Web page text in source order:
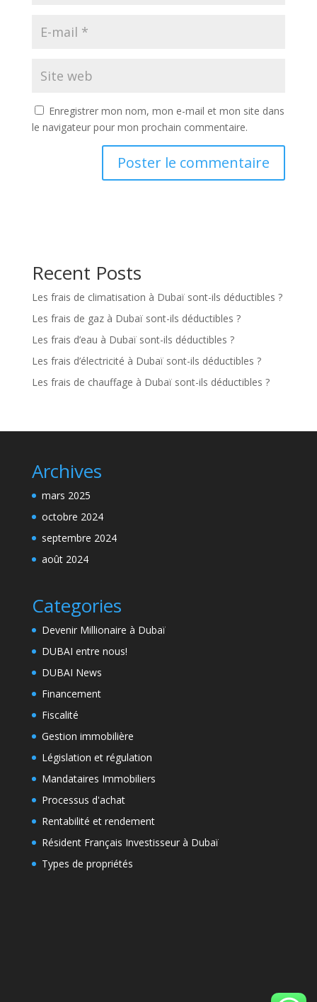
Enregistrer mon nom, mon e-mail et mon site dans
le navigateur pour mon prochain commentaire.
Recent Posts
Les frais de climatisation à Dubaï sont-ils déductibles ?
Les frais de gaz à Dubaï sont-ils déductibles ?
Les frais d’eau à Dubaï sont-ils déductibles ?
Les frais d’électricité à Dubaï sont-ils déductibles ?
Les frais de chauffage à Dubaï sont-ils déductibles ?
Archives
mars 2025
octobre 2024
septembre 2024
août 2024
Categories
Devenir Millionaire à Dubaï
DUBAI entre nous!
DUBAI News
Financement
Fiscalité
Gestion immobilière
Législation et régulation
Mandataires Immobiliers
Processus d'achat
Rentabilité et rendement
Résident Français Investisseur à Dubaï
Types de propriétés